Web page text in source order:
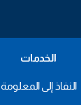
الخدمات
النفاذ إلى المعلومة